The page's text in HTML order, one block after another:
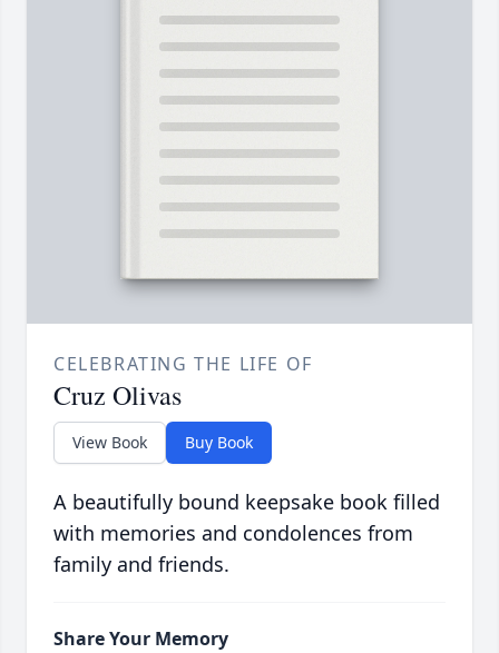
CELEBRATING THE LIFE OF
Cruz Olivas
View Book Buy Book
A beautifully bound keepsake book filled
with memories and condolences from
family and friends.
Share Your Memory